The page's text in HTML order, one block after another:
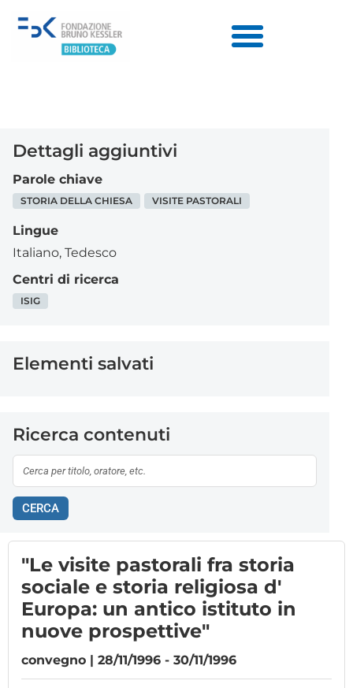
Dettagli aggiuntivi
Parole chiave
STORIA DELLA CHIESA VISITE PASTORALI
Lingue
Italiano, Tedesco
Centri di ricerca
ISIG
Elementi salvati
Ricerca contenuti
CERCA
"Le visite pastorali fra storia
sociale e storia religiosa d'
Europa: un antico istituto in
nuove prospettive"
convegno | 28/11/1996 - 30/11/1996